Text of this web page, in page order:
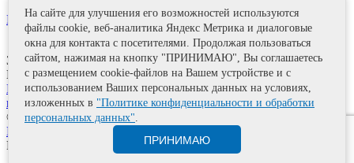
Контакты
Задать вопрос
Поделиться
Политика информационной безопасности Правила
использования материалов
© 2011—2026 А.Е. Мишушин
Карта сайта
Разработка сайта
На сайте для улучшения его возможностей используются
файлы cookie, веб-аналитика Яндекс Метрика и диалоговые
окна для контакта с посетителями. Продолжая пользоваться
сайтом, нажимая на кнопку "ПРИНИМАЮ", Вы соглашаетесь
с размещением cookie-файлов на Вашем устройстве и с
использованием Ваших персональных данных на условиях,
изложенных в "Политике конфиденциальности и обработки
персональных данных".
ПРИНИМАЮ